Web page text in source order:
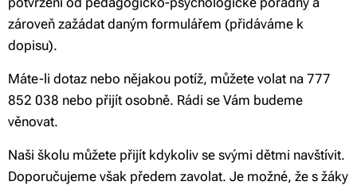
zároveň zažádat daným formulářem (přidáváme k
dopisu).
Máte-li dotaz nebo nějakou potíž, můžete volat na 777
852 038 nebo přijít osobně. Rádi se Vám budeme
věnovat.
Naši školu můžete přijít kdykoliv se svými dětmi navštívit.
Doporučujeme však předem zavolat. Je možné, že s žáky